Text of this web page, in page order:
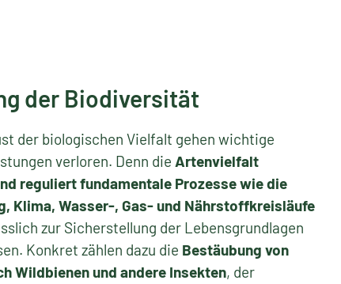
der Biodiversität
der biologischen Vielfalt gehen wichtige
verloren. Denn die Artenvielfalt
reguliert fundamentale Prozesse wie die
Klima, Wasser-, Gas- und Nährstoffkreisläufe
zur Sicherstellung der Lebensgrundlagen
Konkret zählen dazu die Bestäubung von
Wildbienen und andere Insekten, der